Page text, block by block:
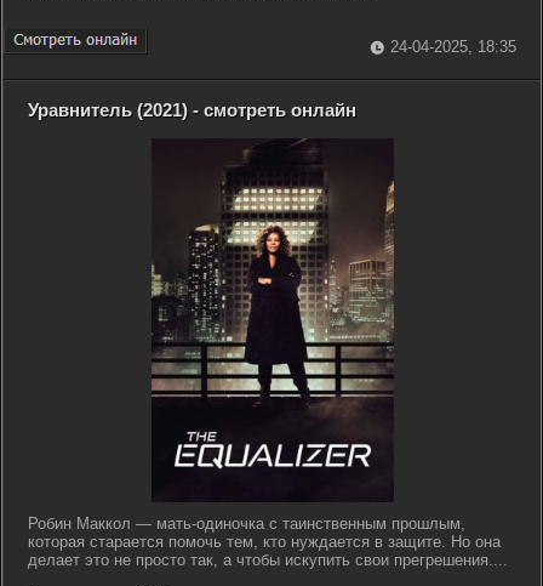
24-04-2025, 18:35
Уравнитель (2021) - смотреть онлайн
Робин Маккол — мать-одиночка с таинственным прошлым,
которая старается помочь тем, кто нуждается в защите. Но она
делает это не просто так, а чтобы искупить свои прегрешения....